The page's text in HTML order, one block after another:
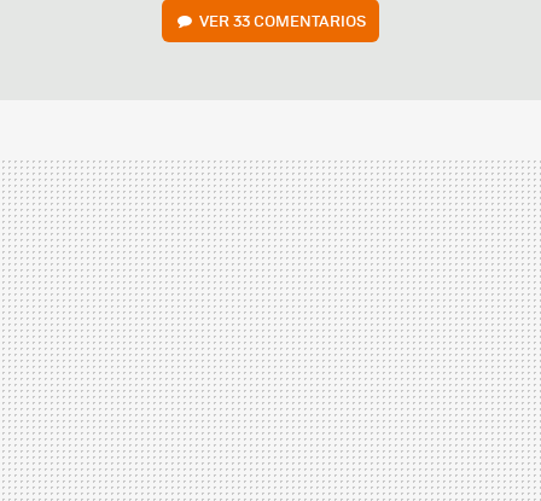
VER33 COMENTARIOS